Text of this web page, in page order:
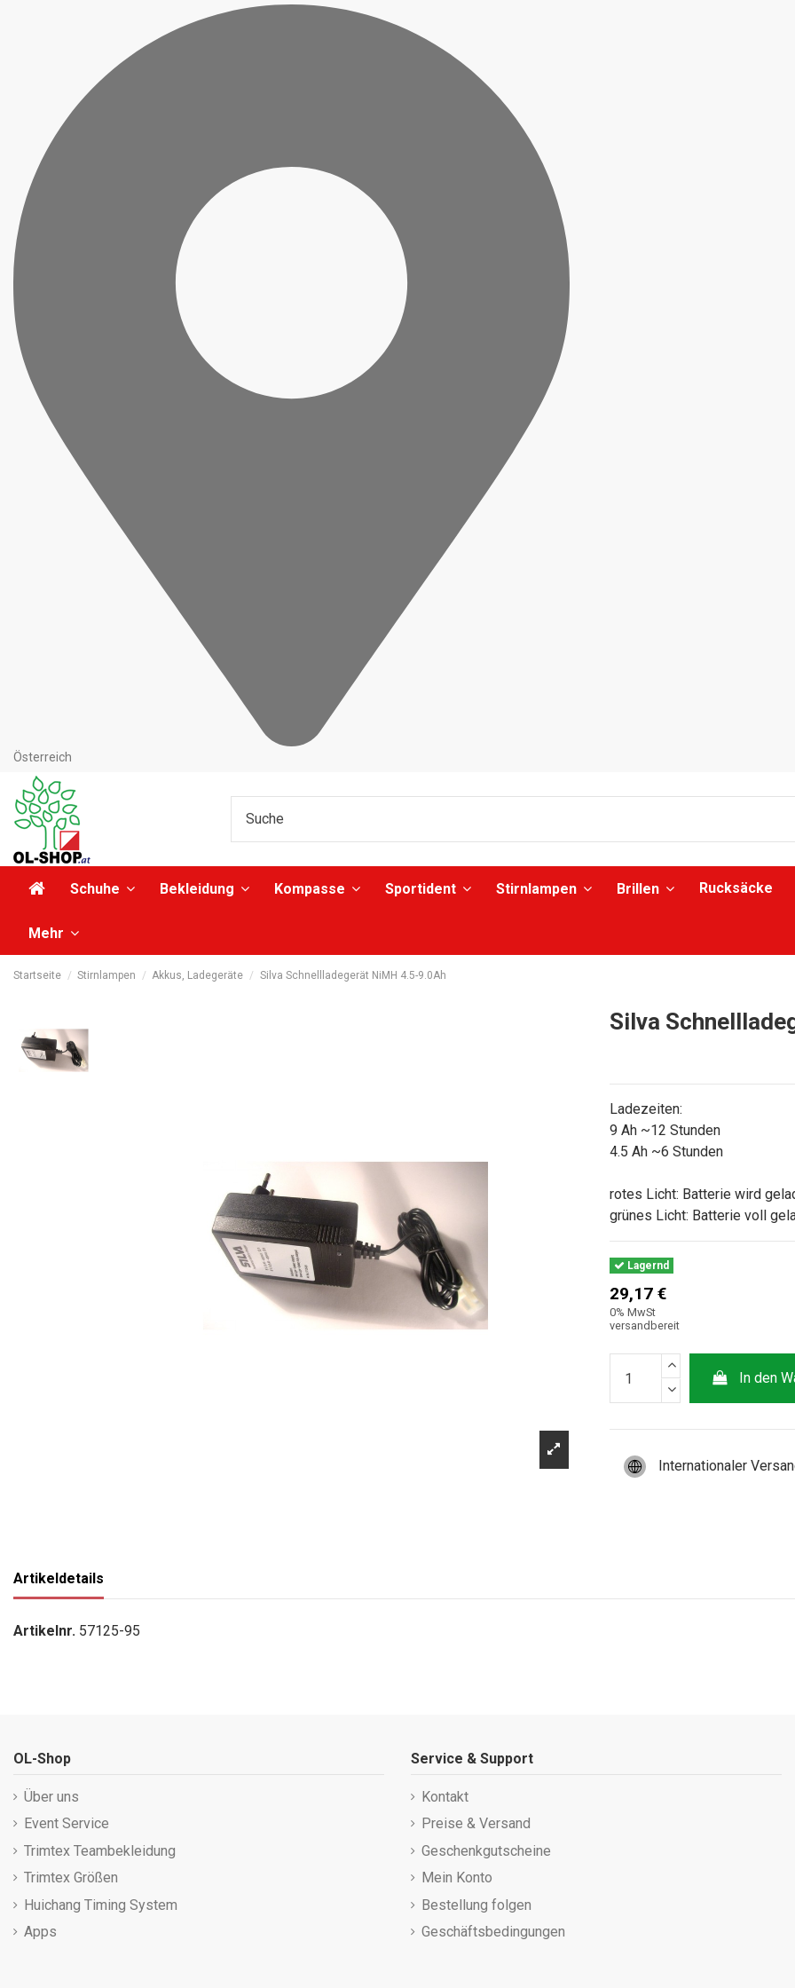
Österreich
Schuhe Bekleidung Kompasse Sportident Stirnlampen Brillen Rucksäcke
Mehr
Startseite Stirnlampen Akkus, Ladegeräte Silva Schnellladegerät NiMH 4.5-9.0Ah
Silva
Ladezeiten:
9 Ah ~12 Stunden
4.5 Ah ~6 Stunden
rotes Licht: Batterie wird
grünes Licht: Batterie voll
Lagernd
29,17 €
0% MwSt
versandbereit
In den
Internationaler
Artikeldetails
Artikelnr. 57125-95
OL-Shop
Über uns
Event Service
Trimtex Teambekleidung
Trimtex Größen
Huichang Timing System
Apps
Service & Support
Kontakt
Preise & Versand
Geschenkgutscheine
Mein Konto
Bestellung folgen
Geschäftsbedingungen